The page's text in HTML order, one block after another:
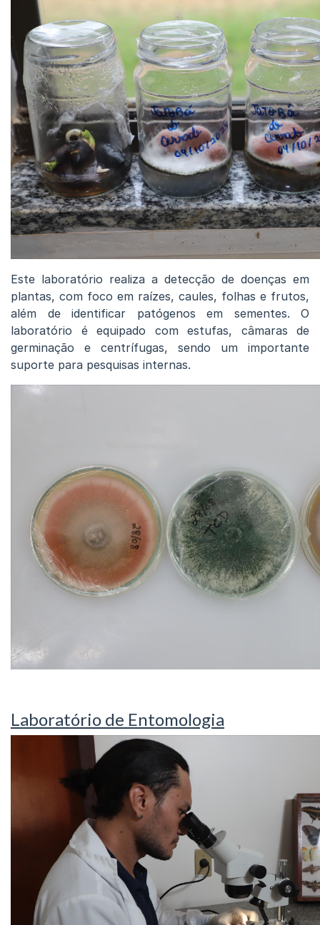
Este laboratório realiza a detecção de doenças em
plantas, com foco em raízes, caules, folhas e frutos,
além de identificar patógenos em sementes. O
laboratório é equipado com estufas, câmaras de
germinação e centrífugas, sendo um importante
suporte para pesquisas internas.
Laboratório de Entomologia